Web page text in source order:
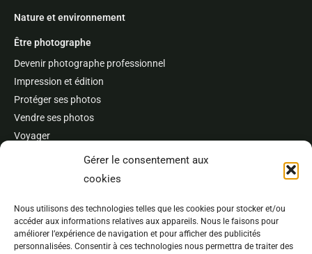
Gérer le consentement aux
cookies
Nous utilisons des technologies telles que les cookies pour stocker et/ou
accéder aux informations relatives aux appareils. Nous le faisons pour
améliorer l’expérience de navigation et pour afficher des publicités
personnalisées. Consentir à ces technologies nous permettra de traiter des
Nature et environnement
Être photographe
Devenir photographe professionnel
Impression et édition
Protéger ses photos
Vendre ses photos
Voyager
Concours et festivals
L’auteur
Publications et références
Best of